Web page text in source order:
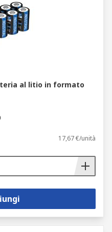
al litio in formato
17,67 €/unità